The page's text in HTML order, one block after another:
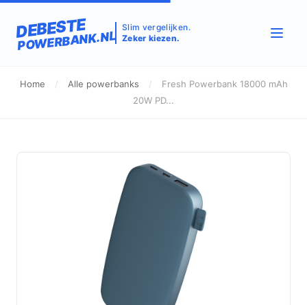
DEBESTE
POWERBANK.NL
Slim vergelijken.
Zeker kiezen.
Home / Alle powerbanks /
Fresh Powerbank 18000 mAh
20W PD...